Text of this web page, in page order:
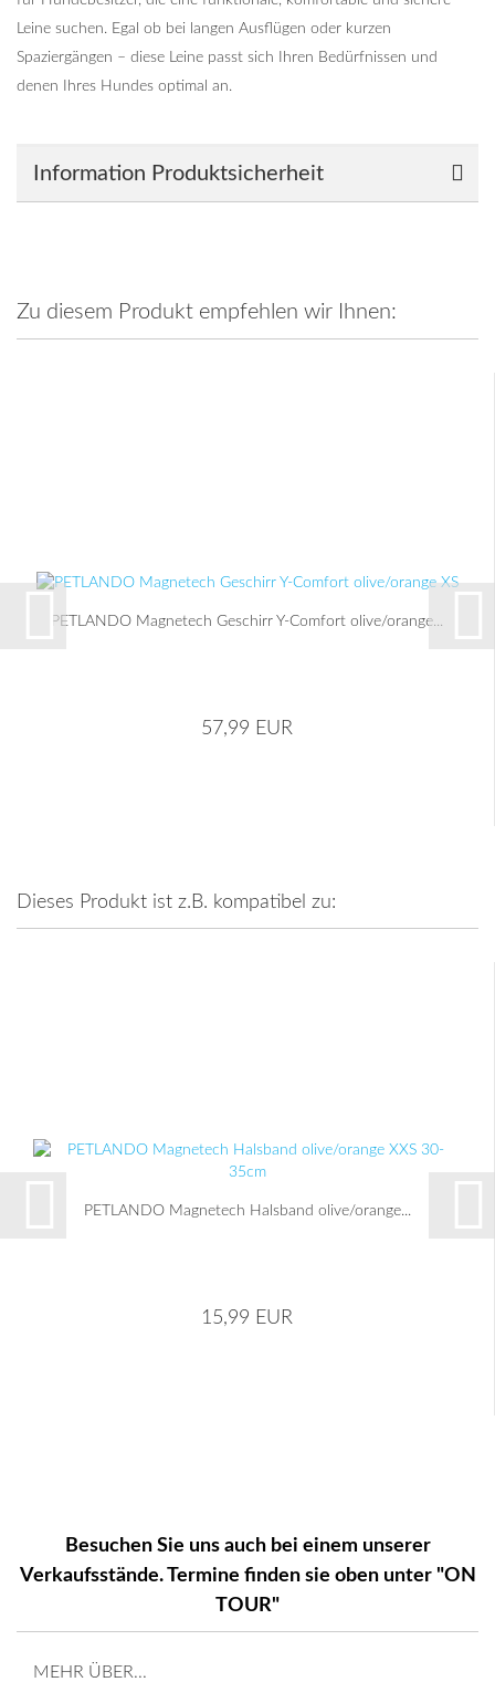
Leine suchen. Egal ob bei langen Ausflügen oder kurzen
Spaziergängen – diese Leine passt sich Ihren Bedürfnissen und
denen Ihres Hundes optimal an.
Information Produktsicherheit
Zu diesem Produkt empfehlen wir Ihnen:
PETLANDO Magnetech Geschirr Y-Comfort olive/orange...
57,99 EUR
Dieses Produkt ist z.B. kompatibel zu:
PETLANDO Magnetech Halsband olive/orange...
15,99 EUR
Besuchen Sie uns auch bei einem unserer
Verkaufsstände. Termine finden sie oben unter "ON
TOUR"
MEHR ÜBER...